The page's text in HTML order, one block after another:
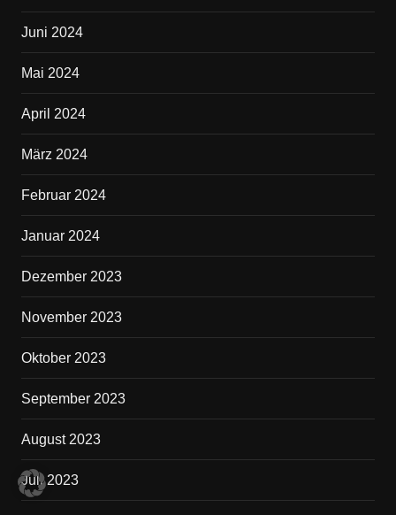
Juni 2024
Mai 2024
April 2024
März 2024
Februar 2024
Januar 2024
Dezember 2023
November 2023
Oktober 2023
September 2023
August 2023
Juli 2023